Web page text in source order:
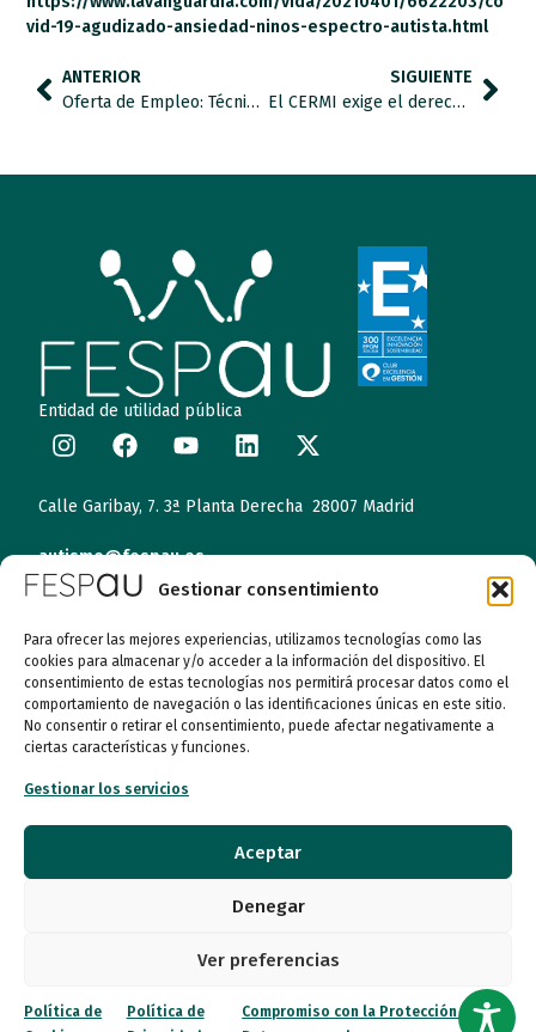
Gestionar consentimiento
Para ofrecer las mejores experiencias, utilizamos tecnologías como las
cookies para almacenar y/o acceder a la información del dispositivo. El
consentimiento de estas tecnologías nos permitirá procesar datos como el
comportamiento de navegación o las identificaciones únicas en este sitio.
No consentir o retirar el consentimiento, puede afectar negativamente a
ciertas características y funciones.
Gestionar los servicios
Aceptar
Denegar
Ver preferencias
Política de
Política de
Compromiso con la Protección de
vid-19-agudizado-ansiedad-ninos-espectro-autista.html
ANTERIOR
Oferta de Empleo: Técnico de Captación de Fondos y Marketing
SIGUIENTE
El CERMI exige el derecho de las personas con discapacidad a una vivienda accesible, asequible e inclusiva.
Entidad de utilidad pública
Calle Garibay, 7. 3ª Planta Derecha 28007 Madrid
autismo@fespau.es
Atención al Público
Lunes a miércoles
09:00 a 16:00
09:00 a 16:00
Viernes (online)